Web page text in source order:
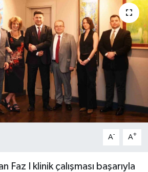
A- A+
Faz I klinik çalışması başarıyla